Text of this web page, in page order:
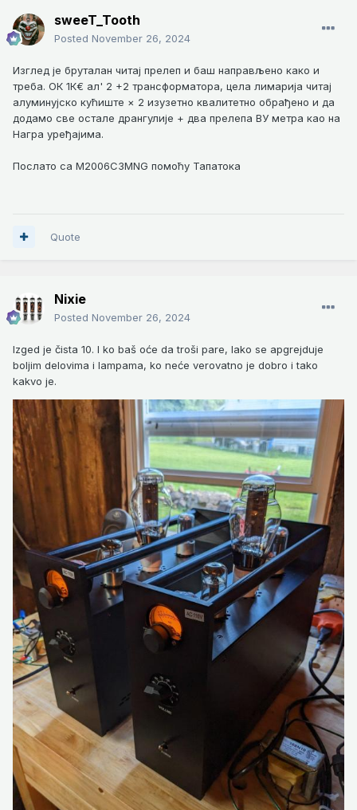
sweeT_Tooth
Posted November 26, 2024
Изглед је бруталан читај прелеп и баш направљено како и
треба. ОК 1К€ ал' 2 +2 трансформатора, цела лимарија читај
алуминујско кућиште × 2 изузетно квалитетно обрађено и да
додамо све остале дрангулије + два прелепа ВУ метра као на
Награ уређајима.
Послато са M2006C3MNG помоћу Тапатока
Quote
Nixie
Posted November 26, 2024
Izged je čista 10. I ko baš oće da troši pare, lako se apgrejduje
boljim delovima i lampama, ko neće verovatno je dobro i tako
kakvo je.